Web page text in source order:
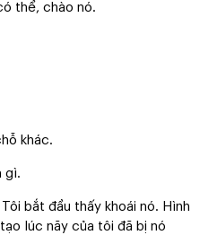
thể, chào nó.
khác.
gì.
bắt đầu thấy khoái nó. Hình
lúc nãy của tôi đã bị nó